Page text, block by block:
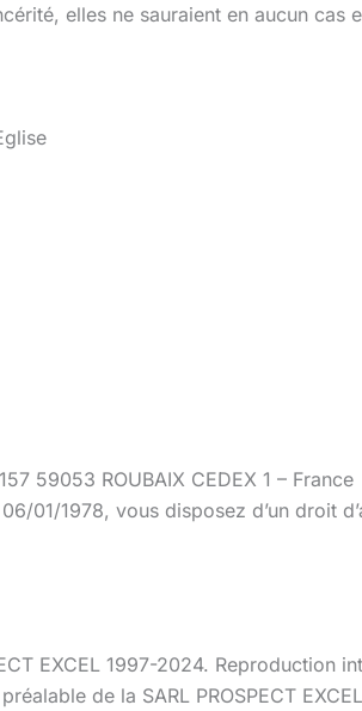
elles ne sauraient en aucun cas
59053 ROUBAIX CEDEX 1 – France
01/1978, vous disposez d’un droit
EXCEL 1997-2024. Reproduction
de la SARL PROSPECT